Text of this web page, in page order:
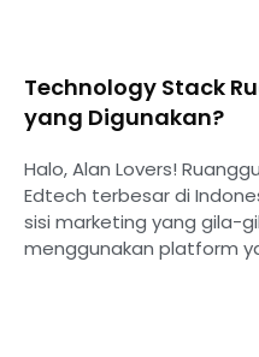
Technology Stack
yang Digunakan?
Halo, Alan Lovers!
Edtech terbesar di
sisi marketing yang gila-
menggunakan platform